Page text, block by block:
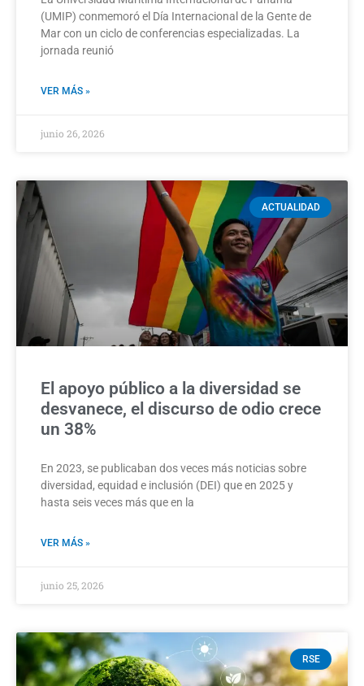
(UMIP) conmemoró el Día Internacional de la Gente de
Mar con un ciclo de conferencias especializadas. La
jornada reunió
VER MÁS »
junio 26, 2026
ACTUALIDAD
El apoyo público a la diversidad se
desvanece, el discurso de odio crece
un 38%
En 2023, se publicaban dos veces más noticias sobre
diversidad, equidad e inclusión (DEI) que en 2025 y
hasta seis veces más que en la
VER MÁS »
junio 25, 2026
RSE